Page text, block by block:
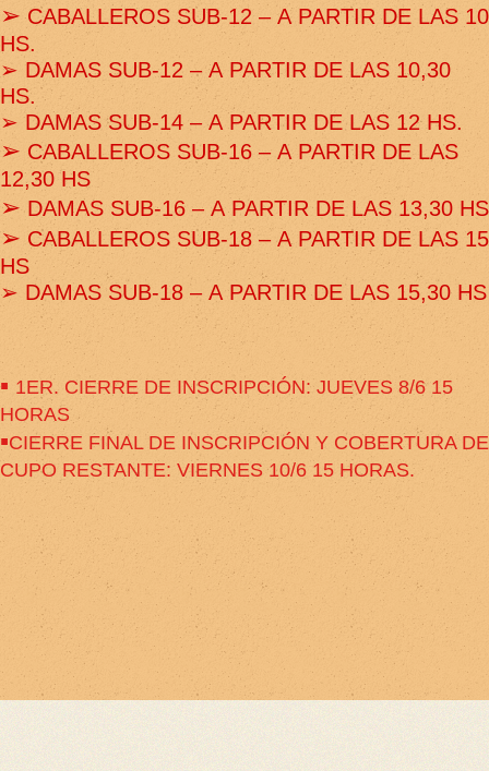
➢ CABALLEROS SUB-12 – A PARTIR DE LAS 10
HS.
➢ DAMAS SUB-12 – A PARTIR DE LAS 10,30
HS.
➢ DAMAS SUB-14 – A PARTIR DE LAS 12 HS.
➢ CABALLEROS SUB-16 – A PARTIR DE LAS
12,30 HS
➢ DAMAS SUB-16 – A PARTIR DE LAS 13,30 HS
➢ CABALLEROS SUB-18 – A PARTIR DE LAS 15
HS
➢ DAMAS SUB-18 – A PARTIR DE LAS 15,30 HS
▪ 1ER. CIERRE DE INSCRIPCIÓN: JUEVES 8/6 15
HORAS
▪CIERRE FINAL DE INSCRIPCIÓN Y COBERTURA DE
CUPO RESTANTE: VIERNES 10/6 15 HORAS.